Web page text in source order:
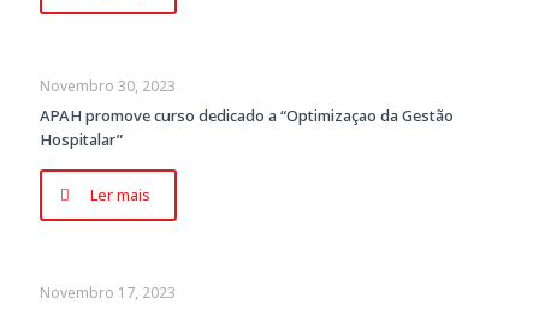
Novembro 30, 2023
APAH promove curso dedicado a “Optimizaçao da Gestão
Hospitalar”
Ler mais
Novembro 17, 2023